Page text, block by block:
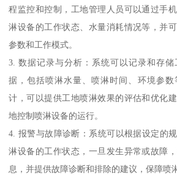
程监控和控制，工地管理人员可以通过手
淋设备的工作状态、水量消耗情况等，并
参数和工作模式。
3. 数据记录与分析：系统可以记录和存
据，包括喷淋水量、喷淋时间、环境参
计，可以提供工地喷淋效果的评估和优化
地控制喷淋设备的运行。
4. 报警与故障诊断：系统可以根据设定的
淋设备的工作状态，一旦发生异常或故障
息，并提供故障诊断和排除的建议，保障喷